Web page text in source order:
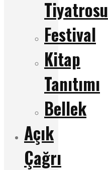
Tiyatrosu
Festival
Kitap
Tanıtımı
Bellek
Açık
Çağrı